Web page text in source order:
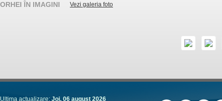
ORHEI ÎN IMAGINI Vezi galeria foto
Ultima actualizare: Joi, 06 august 2026